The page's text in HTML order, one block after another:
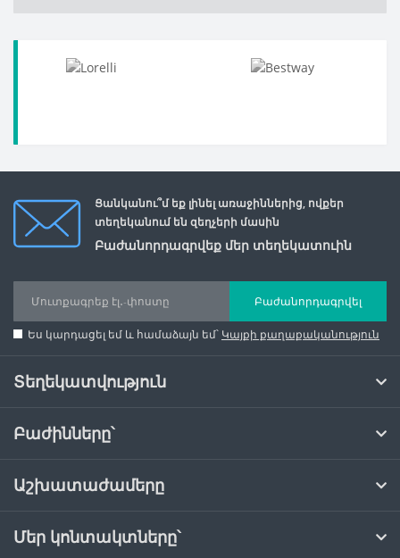
Ցանկանու՞մ եք լինել առաջիններից, ովքեր
տեղեկանում են զեղչերի մասին
Բաժանորդագրվեք մեր տեղեկատուին
Բաժանորդագրվել
Ես կարդացել եմ և համաձայն եմ՝ Կայքի քաղաքականություն
Տեղեկատվություն
Բաժինները՝
Աշխատաժամերը
Մեր կոնտակտները՝